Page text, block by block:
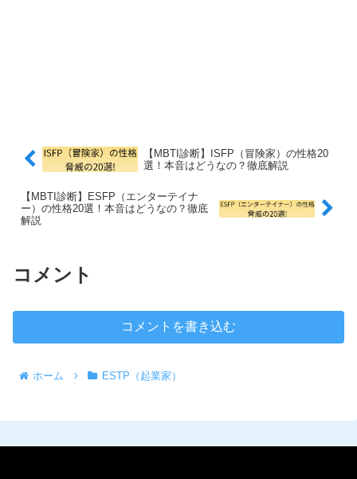
【MBTI診断】ISFP（冒険家）の性格20
選！本音はどうなの？徹底解説
【MBTI診断】ESFP（エンターテイナ
ー）の性格20選！本音はどうなの？徹底
解説
コメント
コメントを書き込む
ホーム ESTP（起業家）